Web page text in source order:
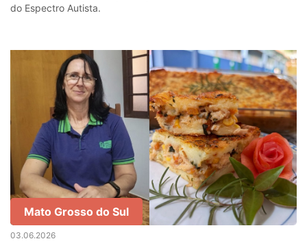
do Espectro Autista.
Mato Grosso do Sul
03.06.2026